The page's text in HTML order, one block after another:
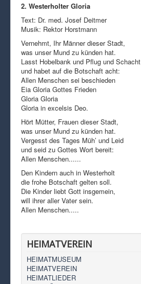
2. Westerholter Gloria
Text: Dr. med. Josef Deitmer
Musik: Rektor Horstmann
Vernehmt, Ihr Männer dieser Stadt,
was unser Mund zu künden hat.
Lasst Hobelbank und Pflug und Schacht
und habet auf die Botschaft acht:
Allen Menschen sei beschieden
Eia Gloria Gottes Frieden
Gloria Gloria
Gloria in excelsis Deo.
Hört Mütter, Frauen dieser Stadt,
was unser Mund zu künden hat.
Vergesst des Tages Müh’ und Leid
und seid zu Gottes Wort bereit:
Allen Menschen......
Den Kindern auch in Westerholt
die frohe Botschaft gelten soll.
Die Kinder liebt Gott insgemein,
will ihrer aller Vater sein.
Allen Menschen.....
HEIMATVEREIN
HEIMATMUSEUM
HEIMATVEREIN
HEIMATLIEDER